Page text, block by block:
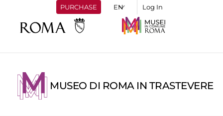
PURCHASE Log In
MUSEO DI ROMA IN TRASTEVERE